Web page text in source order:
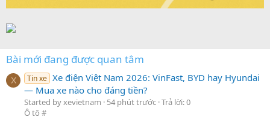
Bài mới đang được quan tâm
X Tin xe Xe điện Việt Nam 2026: VinFast, BYD hay Hyundai
— Mua xe nào cho đáng tiền?
Started by xevietnam 54 phút trước Trả lời: 0
Ô tô #